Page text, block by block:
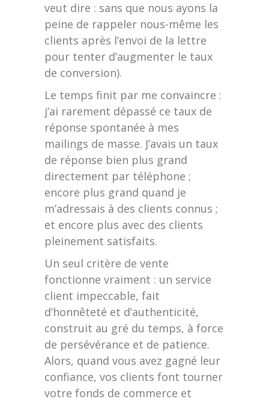
veut dire : sans que nous ayons la
peine de rappeler nous-même les
clients après l’envoi de la lettre
pour tenter d’augmenter le taux
de conversion).
Le temps finit par me convaincre :
j’ai rarement dépassé ce taux de
réponse spontanée à mes
mailings de masse. J’avais un taux
de réponse bien plus grand
directement par téléphone ;
encore plus grand quand je
m’adressais à des clients connus ;
et encore plus avec des clients
pleinement satisfaits.
Un seul critère de vente
fonctionne vraiment : un service
client impeccable, fait
d’honnêteté et d’authenticité,
construit au gré du temps, à force
de persévérance et de patience.
Alors, quand vous avez gagné leur
confiance, vos clients font tourner
votre fonds de commerce et